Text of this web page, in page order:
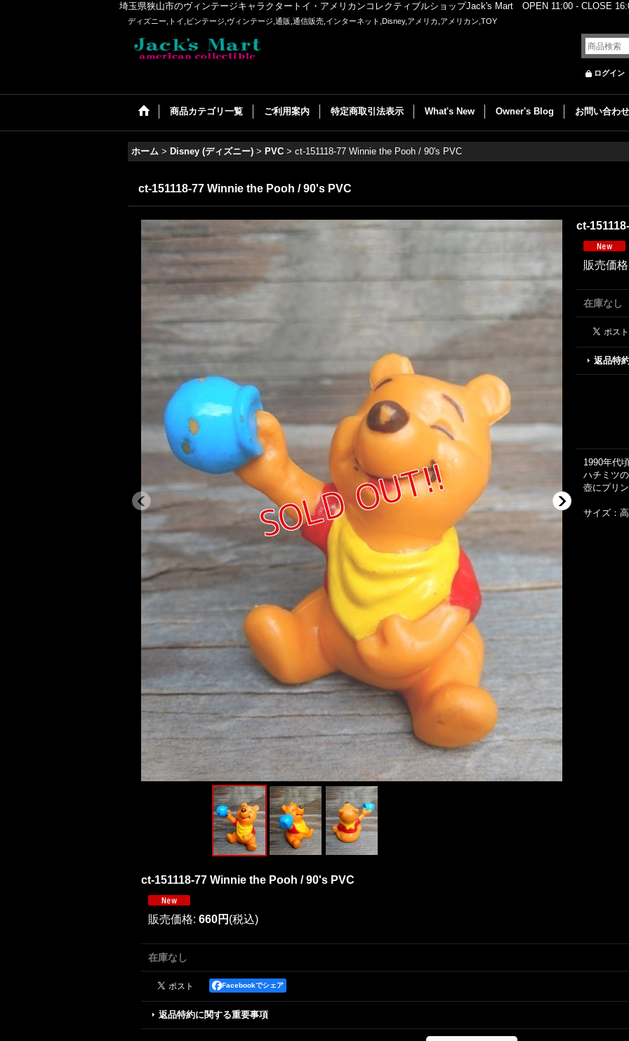
埼玉県狭山市のヴィンテージキャラクタートイ・アメリカンコレクティブルショップJack's Mart OPEN 11:00 - CLOSE
ディズニー,トイ,ビンテージ,ヴィンテージ,通販,通信販売,インターネット,Disney,アメリカ,アメリカン,TOY
ログイン
商品カテゴリ一覧 ご利用案内 特定商取引法表示 What's New Owner's Blog お問い合わせ
ホーム > Disney (ディズニー) > PVC > ct-151118-77 Winnie the Pooh / 90's PVC
ct-151118-77 Winnie the Pooh / 90's PVC
ct-
販売価格
在庫なし
返品特
1990年代
ハチミツ
壺にプリ
サイズ：
ct-151118-77 Winnie the Pooh / 90's PVC
販売価格: 660円 (税込)
在庫なし
Facebookでシェア
返品特約に関する重要事項